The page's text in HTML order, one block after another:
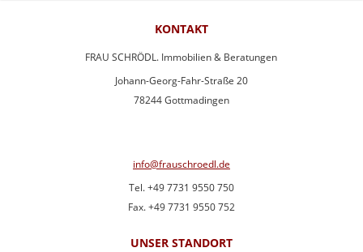
KONTAKT
FRAU SCHRÖDL. Immobilien & Beratungen
Johann-Georg-Fahr-Straße 20
78244 Gottmadingen
info@frauschroedl.de
Tel. +49 7731 9550 750
Fax. +49 7731 9550 752
UNSER STANDORT